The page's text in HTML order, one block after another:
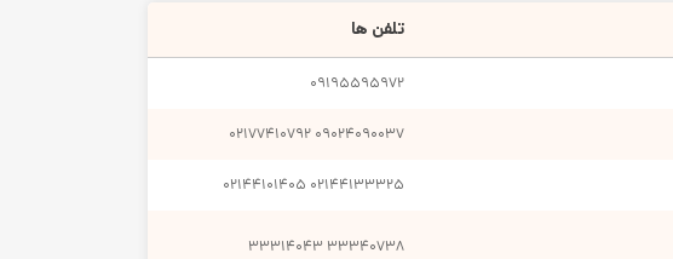
تلفن ها
۰۹۱۹۵۵۹۵۹۷۲
۰۹۰۲۴۰۹۰۰۳۷ ۰۲۱۷۷۴۱۰۷۹۲
۰۲۱۴۴۱۳۳۳۲۵ ۰۲۱۴۴۱۰۱۴۰۵
۳۳۳۴۰۷۳۸ ۳۳۳۱۴۰۴۳